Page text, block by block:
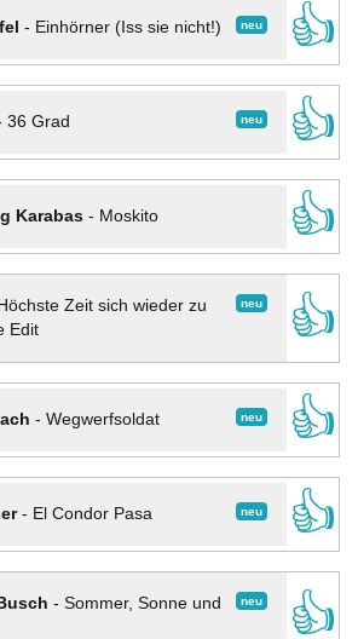
neu
- Einhörner (Iss sie nicht!)
👍
neu
36 Grad
👍
Karabas- Moskito
👍
neu
Höchste Zeit sich wieder zu
Edit
👍
neu
- Wegwerfsoldat
👍
neu
- El Condor Pasa
👍
neu
- Sommer, Sonne und
👍